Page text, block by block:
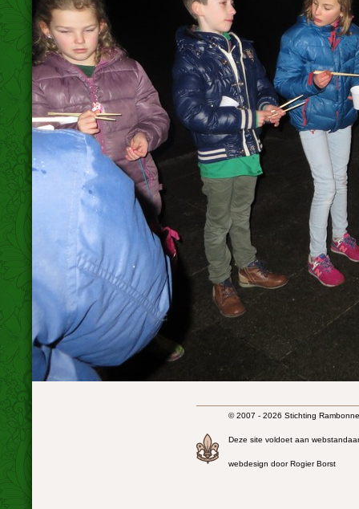
© 2007 - 2026 Stichting
Deze site voldoet aan
webdesign door Rogier Borst